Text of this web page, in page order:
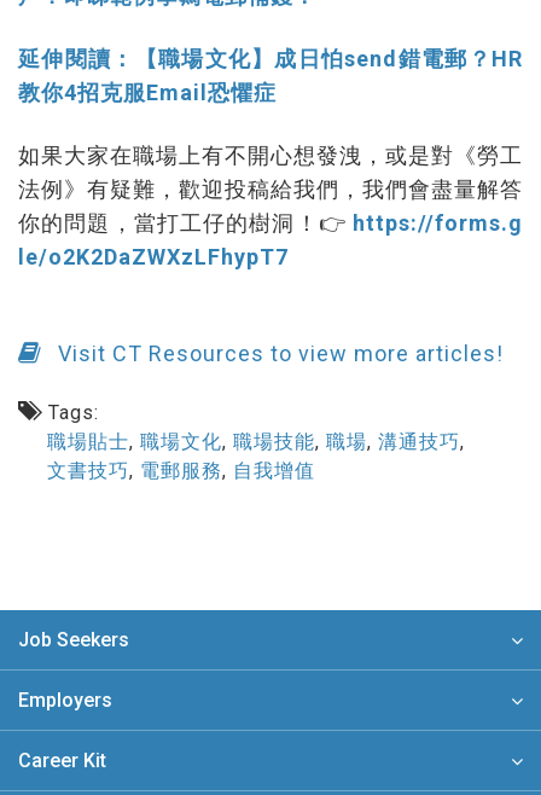
延伸閱讀：【職場文化】成日怕send錯電郵？HR
教你4招克服Email恐懼症
如果大家在職場上有不開心想發洩，或是對《勞工
法例》有疑難，歡迎投稿給我們，我們會盡量解答
你的問題，當打工仔的樹洞！👉 https://forms.g
le/o2K2DaZWXzLFhypT7
Visit CT Resources to view more articles!
Tags:
職場貼士, 職場文化, 職場技能, 職場, 溝通技巧,
文書技巧, 電郵服務, 自我增值
Job Seekers
Employers
Career Kit